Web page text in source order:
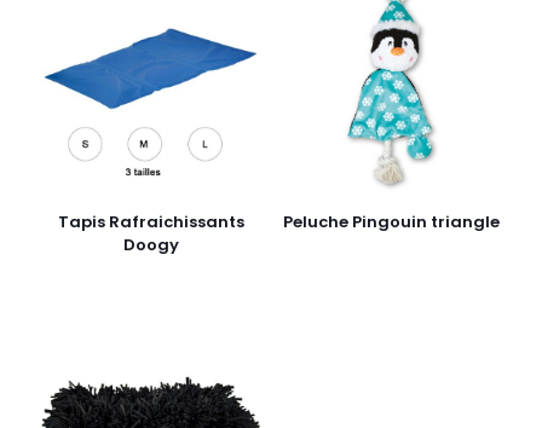
Tapis Rafraichissants
Doogy
Peluche Pingouin triangle